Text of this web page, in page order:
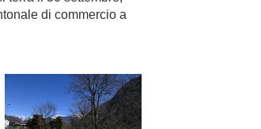
di commercio a